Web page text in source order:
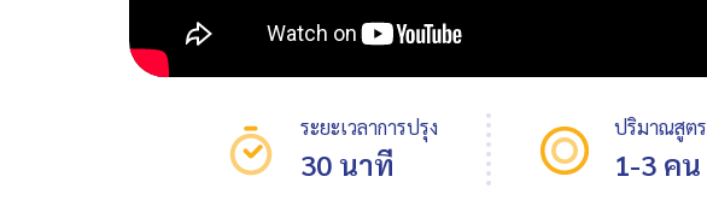
ระยะเวลาการปรุง
30 นาที
ปริมาณสูตร
1-3 คน